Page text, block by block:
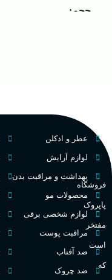
حجم
کشور مبدا برند
طبع تلخ
غلظت
اکسترکت دو پرفیوم
گروه بویایی میوه ای
فروشگاه
پاپروک
مفتخر
است
که
عطر و ادکلن
لوازم آرایش
بهداشت و مراقبت بدن
محصولات مو
لوازم شخصی برقی
مراقبت پوست
ضد آفتاب
ضد چروک